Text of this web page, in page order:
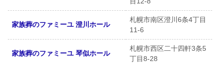
家族葬のファミーユ 澄川ホール
札幌市南区澄川6条4丁目
11-6
家族葬のファミーユ 琴似ホール
札幌市西区二十四軒3条5
丁目8-28